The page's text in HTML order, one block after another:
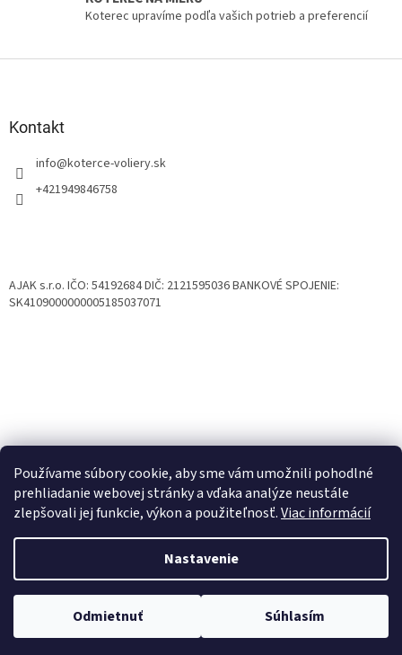
Používame súbory cookie, aby sme vám umožnili pohodlné
prehliadanie webovej stránky a vďaka analýze neustále
zlepšovali jej funkcie, výkon a použiteľnosť.Viac informácií
Nastavenie
Odmietnuť Súhlasím
s
u
Koterec upravíme podľa vašich potrieb a preferencií
Kontakt
info@koterce-voliery.sk
+421949846758
AJAK s.r.o. IČO: 54192684 DIČ: 2121595036 BANKOVÉ SPOJENIE:
SK4109000000005185037071
Copyright 2026Koterce a voliéry pre psa. Všetky práva
vyhradené.
Upraviť nastavenie cookies